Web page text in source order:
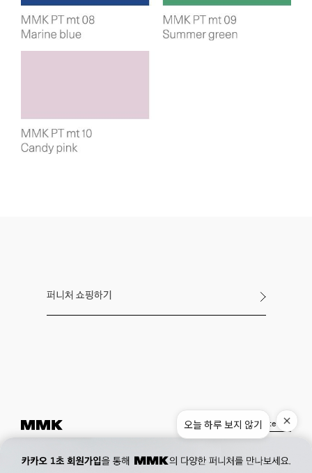
퍼니처 쇼핑하기
Museum. 02. 777. 5887 Office.02. 777. 5778
177, Duteopbawi-ro, Yongsan-gu, Seoul, Korea
Instagram Pinterest
오늘 하루 보지 않기